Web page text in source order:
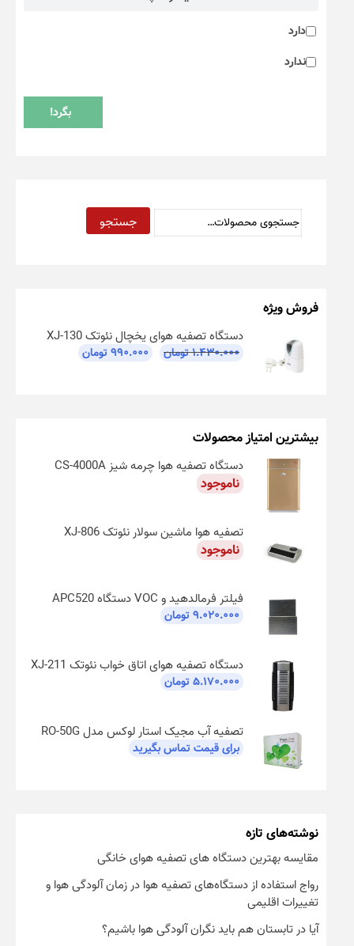
دارد
ندارد
بگرد!
جستجو
فروش ویژه
دستگاه تصفیه هوای یخچال نئوتک XJ-130
۱.۴۳۰.۰۰۰تومان ۹۹۰.۰۰۰ تومان
بیشترین امتیاز محصولات
دستگاه تصفیه هوا چرمه شیز CS-4000A
ناموجود
تصفیه هوا ماشین سولار نئوتک XJ-806
ناموجود
فیلتر فرمالدهید و VOC دستگاه APC520
۹.۰۲۰.۰۰۰ تومان
دستگاه تصفیه هوای اتاق خواب نئوتک XJ-211
۵.۱۷۰.۰۰۰ تومان
تصفیه آب مجیک استار لوکس مدل RO-50G
برای قیمت تماس بگیرید
نوشته‌های تازه
مقایسه بهترین دستگاه های تصفیه هوای خانگی
رواج استفاده از دستگاه‌های تصفیه هوا در زمان آلودگی هوا و
تغییرات اقلیمی
آیا در تابستان هم باید نگران آلودگی هوا باشیم؟